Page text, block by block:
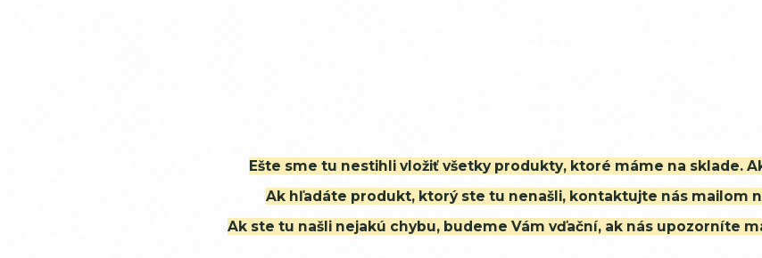
Ešte sme tu nestihli vložiť všetky produkty, ktoré máme na sklade.
Ak hľadáte produkt, ktorý ste tu nenašli, kontaktujte nás mailom
Ak ste tu našli nejakú chybu, budeme Vám vďační, ak nás upozorníte